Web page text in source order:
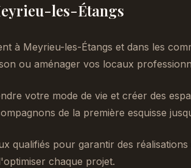
les-Étangs
à Meyrieu-les-Étangs et dans les
ou aménager vos locaux
votre mode de vie et créer des
de la première esquisse
qualifiés pour garantir des
chaque projet.